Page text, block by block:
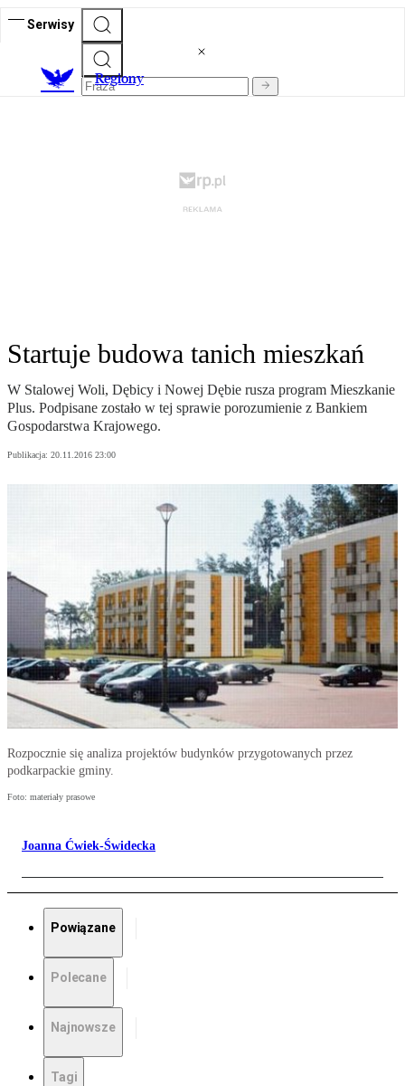
Serwisy
Regiony
Startuje budowa tanich mieszkań
W Stalowej Woli, Dębicy i Nowej Dębie rusza program Mieszkanie
Plus. Podpisane zostało w tej sprawie porozumienie z Bankiem
Gospodarstwa Krajowego.
Publikacja: 20.11.2016 23:00
Rozpocznie się analiza projektów budynków przygotowanych przez
podkarpackie gminy.
Foto: materiały prasowe
Joanna Ćwiek-Świdecka
Powiązane
Polecane
Najnowsze
Tagi